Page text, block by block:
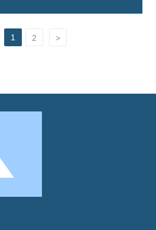
1 2 >